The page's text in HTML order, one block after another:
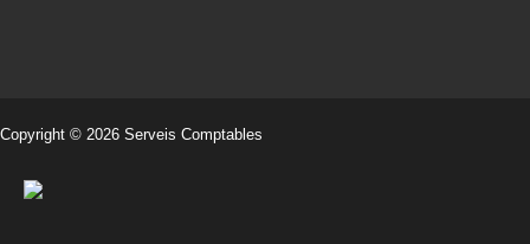
Copyright © 2026 Serveis Comptables